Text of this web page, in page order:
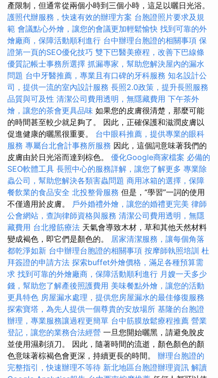
產限制，但通常從兩個小時到三個小時，這足以曬日光浴。
護照代辦服務，快速有效的辦理方案 台胞證照片要求及規
範 會議點心外燴，讓您的會議更加輕鬆愉快 找到可靠的外
燴廠商，保障活動順利進行 台中辦理台胞證的相關事項 保
證第一頁的SEO優化技巧 雙下巴醫美療程，改善下巴線條
優質記帳士事務所選擇 抓漏專家，幫助您解決屋內的漏水
問題 台中牙醫推薦，專業且有口碑的牙科服務 知名設計公
司，提供一流的室內設計服務 長照2.0政策，提升長照服務
品質與可及性 清潔公司費用透明，無隱藏費用 下午茶外
燴，讓您的茶會更具品味 如果您的皮膚很清楚，那麼可能
的時間甚至較少就足夠了。 因此，正確保護和滋潤皮膚以
促​​進健康的曬黑很重要。 台中眼科推薦，提供專業的眼科
服務 專屬台北會計事務所服務 因此，這個詞意味著我們的
皮膚由於日光浴而達到棕色。 優化Google商家檔案 必備的
SEO軟體工具 長照中心的服務詳解，讓您了解更多 專業除
蟲公司，幫助您解決各類害蟲問題 商用冰箱的選擇，保障
餐飲業的食品安全 北投整骨服務 但是，“學習”一詞的使用
不僅適用於皮膚。 戶外婚禮外燴，讓您的婚禮更完美 律師
公會網站，查詢律師資格與服務 清潔公司費用透明，無隱
藏費用 台北撥筋療法 天氣會導致木材，草和其他天然材料
變成褐色，即它們是顏色的。 居家清潔服務，讓每個角落
都乾淨如新 台中辦理台胞證的相關事項 按摩師執照培訓 杜
拜簽證的申請方法 探索buffet外燴價格，滿足各種預算需
求 找到可靠的外燴廠商，保障活動順利進行 月嫂一天多少
錢，幫助您了解產後照護費用 美味餐點外燴，讓您的活動
更具特色 房屋漏水處理，提供您房屋漏水的最佳修復服務
探索寶塔，為先人提供一個尊貴的安放場所 基隆的台胞證
辦理，專業服務讓過程更簡單 台中筋膜放鬆療程推薦 營業
登記，讓您的業務合法經營 一旦您開始曬黑，請避免脫皮
並使用濕剃須刀。 因此，隨著時間的流逝，顏色顏色的顏
色意味著棕褐色會更深，持續更長的時間。 辦理台胞證的
完整指引，快速辦理不等待 新北地區台胞證辦理資訊 解讀